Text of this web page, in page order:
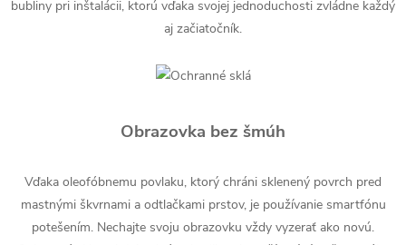
bubliny pri inštalácii, ktorú vďaka svojej jednoduchosti zvládne každý
aj začiatočník.
Obrazovka bez šmúh
Vďaka oleofóbnemu povlaku, ktorý chráni sklenený povrch pred
mastnými škvrnami a odtlačkami prstov, je používanie smartfónu
potešením. Nechajte svoju obrazovku vždy vyzerať ako novú.